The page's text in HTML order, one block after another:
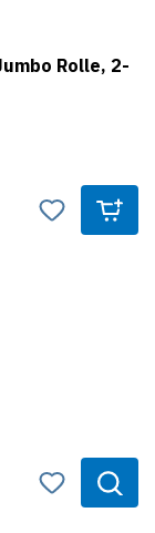
Rolle, 2-